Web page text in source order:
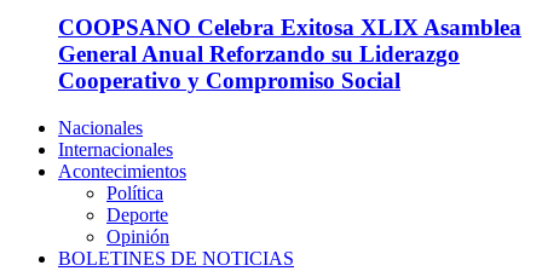
COOPSANO Celebra Exitosa XLIX Asamblea
General Anual Reforzando su Liderazgo
Cooperativo y Compromiso Social
Nacionales
Internacionales
Acontecimientos
Política
Deporte
Opinión
BOLETINES DE NOTICIAS